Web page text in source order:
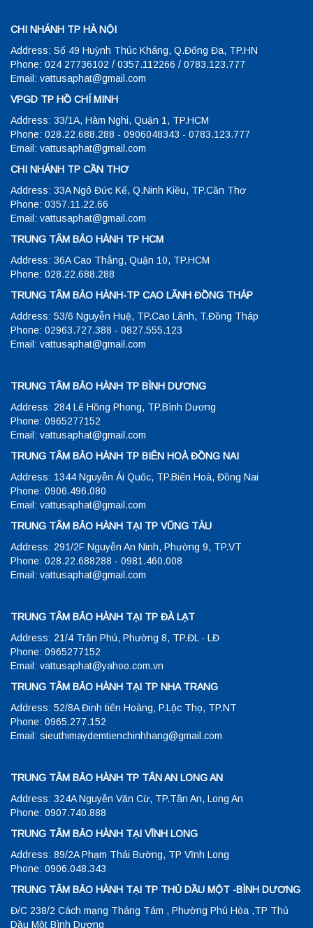
CHI NHÁNH TP HÀ NỘI
Address: Số 49 Huỳnh Thúc Kháng, Q.Đống Đa, TP.HN
Phone: 024 27736102 / 0357.112266 / 0783.123.777
Email: vattusaphat@gmail.com
VPGD TP HỒ CHÍ MINH
Address: 33/1A, Hàm Nghi, Quận 1, TP.HCM
Phone: 028.22.688.288 - 0906048343 - 0783.123.777
Email: vattusaphat@gmail.com
CHI NHÁNH TP CẦN THƠ
Address: 33A Ngô Đức Kế, Q.Ninh Kiều, TP.Cần Thơ
Phone: 0357.11.22.66
Email: vattusaphat@gmail.com
TRUNG TÂM BẢO HÀNH TP HCM
Address: 36A Cao Thắng, Quận 10, TP.HCM
Phone: 028.22.688.288
TRUNG TÂM BẢO HÀNH-TP CAO LÃNH ĐỒNG THÁP
Address: 53/6 Nguyễn Huệ, TP.Cao Lãnh, T.Đồng Tháp
Phone: 02963.727.388 - 0827.555.123
Email: vattusaphat@gmail.com
TRUNG TÂM BẢO HÀNH TP BÌNH DƯƠNG
Address: 284 Lê Hồng Phong, TP.Bình Dương
Phone: 0965277152
Email: vattusaphat@gmail.com
TRUNG TÂM BẢO HÀNH TP BIÊN HOÀ ĐỒNG NAI
Address: 1344 Nguyễn Ái Quốc, TP.Biên Hoà, Đồng Nai
Phone: 0906.496.080
Email: vattusaphat@gmail.com
TRUNG TÂM BẢO HÀNH TẠI TP VŨNG TÀU
Address: 291/2F Nguyễn An Ninh, Phường 9, TP.VT
Phone: 028.22.688288 - 0981.460.008
Email: vattusaphat@gmail.com
TRUNG TÂM BẢO HÀNH TẠI TP ĐÀ LẠT
Address: 21/4 Trần Phú, Phường 8, TP.ĐL - LĐ
Phone: 0965277152
Email: vattusaphat@yahoo.com.vn
TRUNG TÂM BẢO HÀNH TẠI TP NHA TRANG
Address: 52/8A Đinh tiên Hoàng, P.Lộc Thọ, TP.NT
Phone: 0965.277.152
Email: sieuthimaydemtienchinhhang@gmail.com
TRUNG TÂM BẢO HÀNH TP TÂN AN LONG AN
Address: 324A Nguyễn Văn Cừ, TP.Tân An, Long An
Phone: 0907.740.888
TRUNG TÂM BẢO HÀNH TẠI VĨNH LONG
Address: 89/2A Phạm Thái Bường, TP Vĩnh Long
Phone: 0906.048.343
TRUNG TÂM BẢO HÀNH TẠI TP THỦ DẦU MỘT -BÌNH DƯƠNG
Đ/C 238/2 Cách mạng Tháng Tám , Phường Phú Hòa ,TP Thủ
Dầu Một Bình Dương